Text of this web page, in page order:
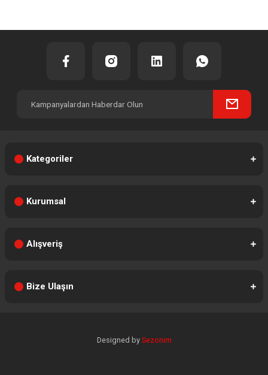
Kategoriler
Kurumsal
Alışveriş
Bize Ulaşın
Designed by Sezonim